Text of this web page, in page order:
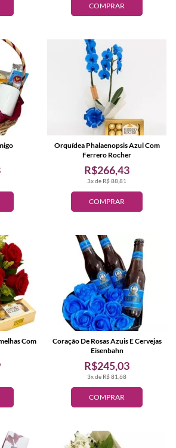
COMPRAR
COMPRAR
3x de R$ 88,81
R$266,43
Orquídea Phalaenopsis Azul Com
Ferrero Rocher
Com
COMPRAR
3x de R$ 81,68
R$245,03
Coração De Rosas Azuis E Cervejas
Eisenbahn